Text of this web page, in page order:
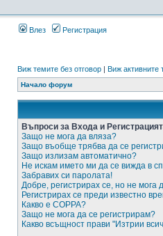
Влез Регистрация
Виж темите без отговор | Виж активните
Начало форум
Въпроси за Входа и
Защо не мога да вляза?
Защо въобще трябва да се
Защо излизам автоматично?
Не искам името ми да се вижда в
Забравих си паролата!
Добре, регистрирах се, но не мога
Регистрирах се преди известно
Какво е COPPA?
Защо не мога да се регистрирам?
Какво всъщност прави "Изтрии